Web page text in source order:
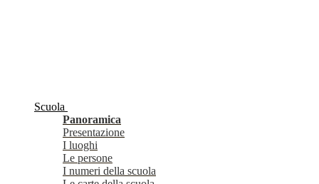
Scuola
Panoramica
Presentazione
I luoghi
Le persone
I numeri della scuola